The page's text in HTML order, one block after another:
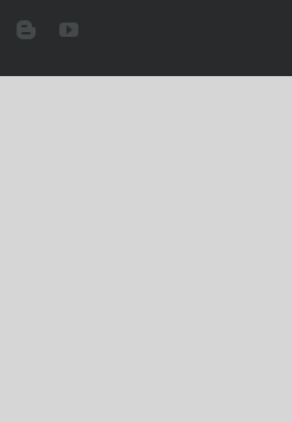
Facebook
BloggerYouTube